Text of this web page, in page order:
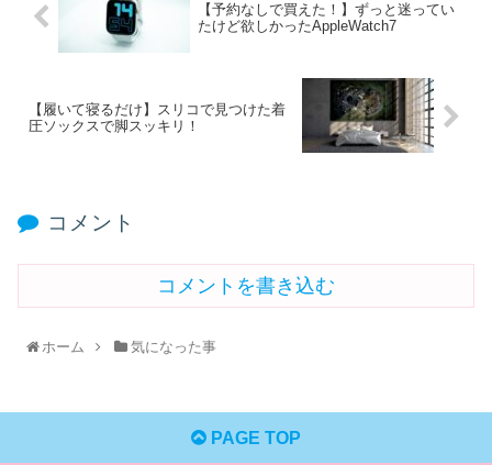
【予約なしで買えた！】ずっと迷ってい
たけど欲しかったAppleWatch7
【履いて寝るだけ】スリコで見つけた着
圧ソックスで脚スッキリ！
コメント
コメントを書き込む
ホーム 気になった事
PAGE TOP